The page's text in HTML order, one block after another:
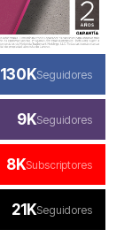
130KSeguidores
9KSeguidores
8KSubscriptores
21KSeguidores